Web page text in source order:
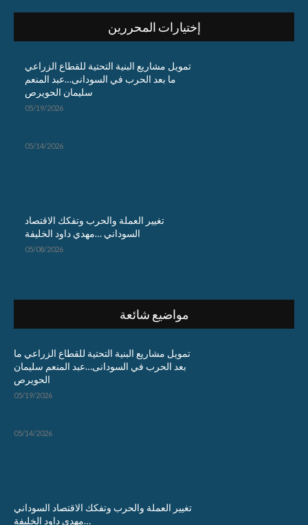
إختيارات المحررين
تمويل مشاريع البنية التحتية للقطاع الزراعي
ما بعد الحرب في السودانى…عبد المنعم
سليمان الحويرص
05/19/2026
05/14/2026
تغيير العملة والحرب وتفكك الاقتصاد
السوداني …مهدي داود الخليفة
05/08/2026
مواضيع شائعة
تمويل مشاريع البنية التحتية للقطاع الزراعي ما
بعد الحرب في السودانى…عبد المنعم سليمان
الحويرص
05/19/2026
05/14/2026
تغيير العملة والحرب وتفكك الاقتصاد السوداني
…مهدي داود الخليفة